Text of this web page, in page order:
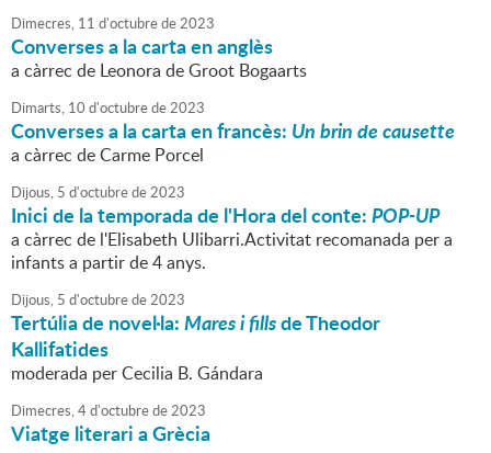
Dimecres, 11 d'octubrede2023
Converses a la carta en anglès
a càrrec de Leonora de Groot Bogaarts
Dimarts, 10 d'octubrede2023
Converses a la carta en francès: Un brin de causette
a càrrec de Carme Porcel
Dijous, 5 d'octubrede2023
Inici de la temporada de l'Hora del conte:POP-UP
a càrrec de l'Elisabeth Ulibarri.Activitat recomanada per a
infants a partir de 4 anys.
Dijous, 5 d'octubrede2023
Tertúlia de novel·la:Mares i fillsde Theodor
Kallifatides
moderada per Cecilia B. Gándara
Dimecres,4d'octubrede2023
Viatge literari a Grècia